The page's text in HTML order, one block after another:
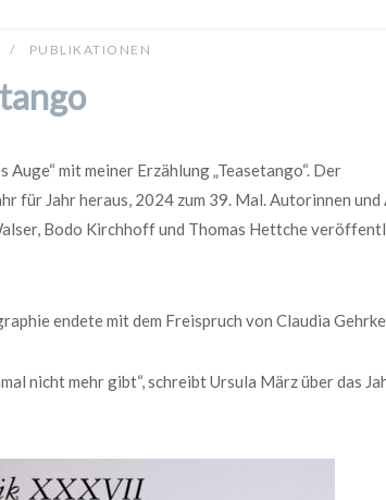
PUBLIKATIONEN
mit meiner Erzählung „Teasetango“. Der
für Jahr heraus, 2024 zum 39. Mal. Autorinnen
Bodo Kirchhoff und Thomas Hettche
endete mit dem Freispruch von Claudia
nicht mehr gibt“, schreibt Ursula März über das